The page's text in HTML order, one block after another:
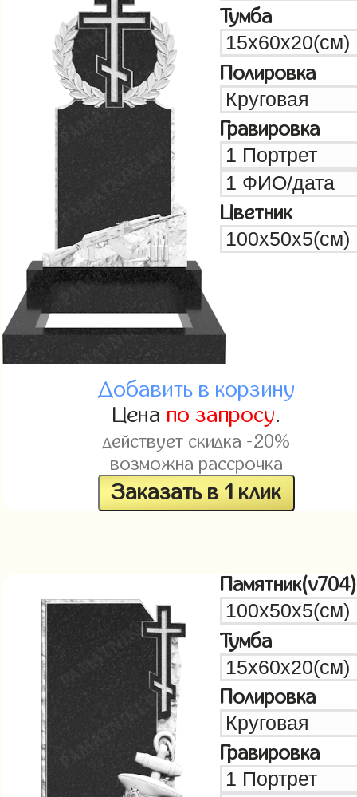
Тумба
Полировка
Гравировка
Цветник
Добавить в корзину
Цена по запросу.
действует скидка -20%
возможна рассрочка
Заказать в 1 клик
Памятник(v704)
Тумба
Полировка
Гравировка